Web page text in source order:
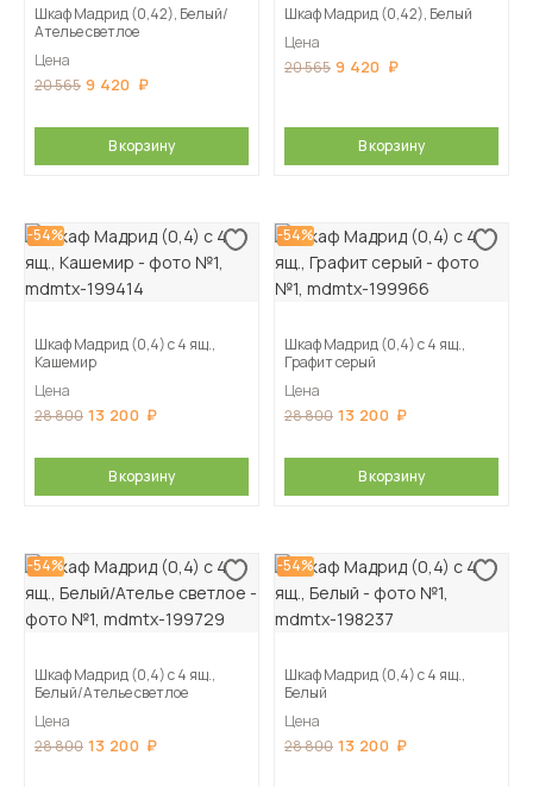
Шкаф Мадрид (0,42), Белый/
Ателье светлое
Цена
20 565 9 420
В корзину
Шкаф Мадрид (0,42), Белый
Цена
20 565 9 420
В корзину
-54%
Шкаф Мадрид (0,4) с 4 ящ.,
Кашемир
Цена
28 800 13 200
В корзину
-54%
Шкаф Мадрид (0,4) с 4 ящ.,
Графит серый
Цена
28 800 13 200
В корзину
-54%
Шкаф Мадрид (0,4) с 4 ящ.,
Белый/Ателье светлое
Цена
28 800 13 200
-54%
Шкаф Мадрид (0,4) с 4 ящ.,
Белый
Цена
28 800 13 200